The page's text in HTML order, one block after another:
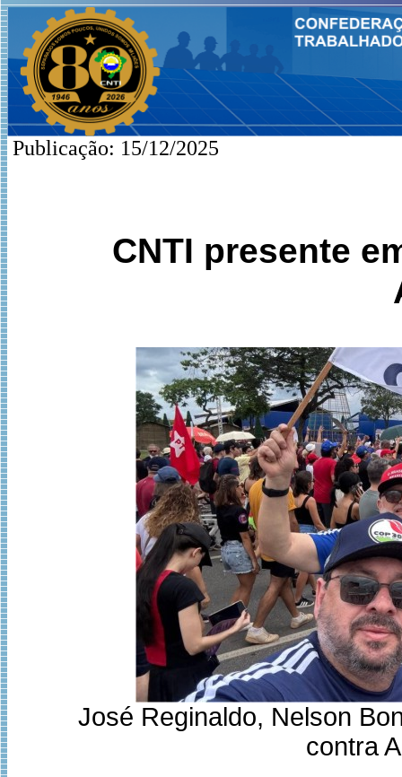
Publicação: 15/12/2025
CNTI presente
José Reginaldo, Nelson
contra